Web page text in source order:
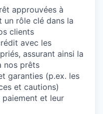
approuvées à
un rôle clé dans la
clients
avec les
assurant ainsi la
nos prêts
garanties (p.ex. les
et cautions)
paiement et leur